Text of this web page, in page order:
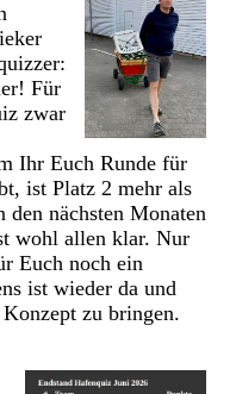
Für
zwar
Ihr Euch Runde für
ist Platz 2 mehr als
nächsten Monaten
wohl allen klar. Nur
Euch noch ein
ist wieder da und
zu bringen.